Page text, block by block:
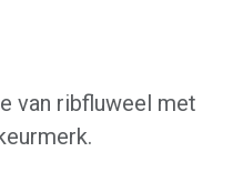
van ribfluweel met